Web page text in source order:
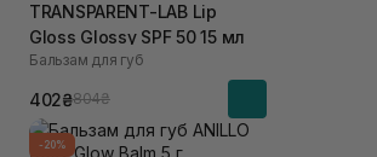
TRANSPARENT-LAB Lip
Gloss Glossy SPF 50 15 мл
Бальзам для губ
402₴804₴
-20%